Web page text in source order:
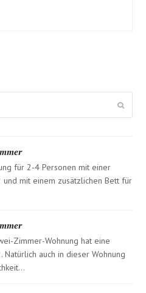
für 2-4 Personen mit einer
und mit einem zusätzlichen Bett für
Zimmer-Wohnung hat eine
Natürlich auch in dieser Wohnung